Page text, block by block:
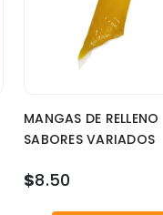
MANGAS DE RELLENO
SABORES VARIADOS
$8.50